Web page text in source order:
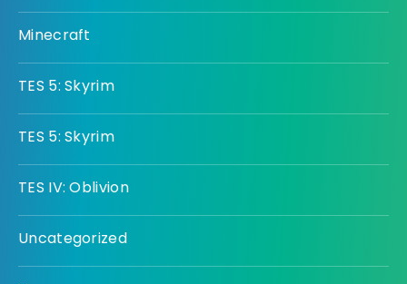
Minecraft
TES 5: Skyrim
TES 5: Skyrim
TES IV: Oblivion
Uncategorized